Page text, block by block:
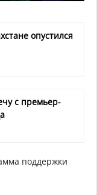
опустился
с премьер-
поддержки